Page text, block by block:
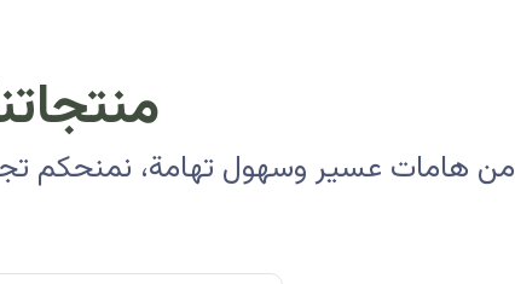
من هامات عسير وسهول تهامة، نمنحكم